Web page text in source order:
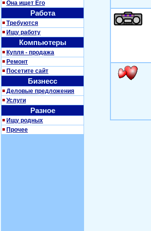
Она ищет Его
Работа
Требуются
Ищу работу
Компьютеры
Купля - продажа
Ремонт
Посетите сайт
Бизнесс
Деловые предложения
Услуги
Разное
Ищу родных
Прочее